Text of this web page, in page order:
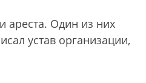
ареста. Один из них
устав организации,